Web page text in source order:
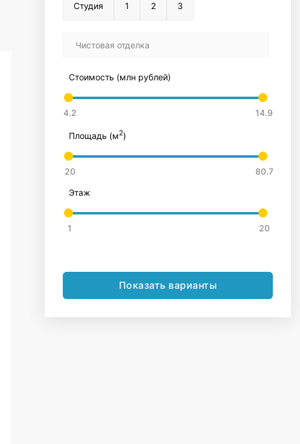
Студия 1 2 3
Чистовая отделка
Стоимость (млн рублей)
Площадь (м2)
Этаж
Показать варианты